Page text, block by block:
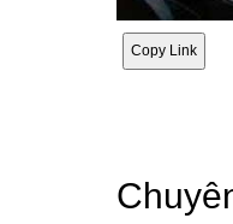
Copy Link